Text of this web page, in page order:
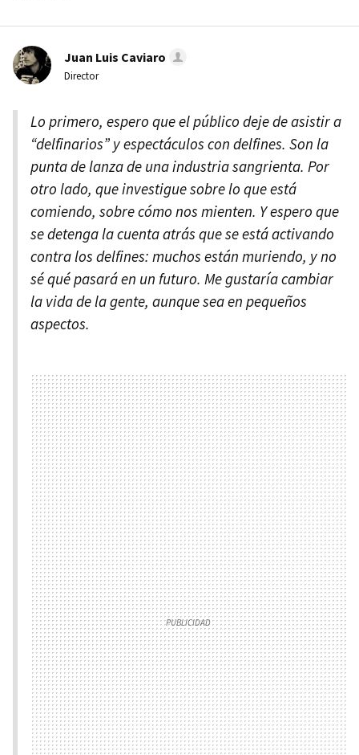
Juan Luis Caviaro
Director
Lo primero, espero que el público deje de asistir a
“delfinarios” y espectáculos con delfines. Son la
punta de lanza de una industria sangrienta. Por
otro lado, que investigue sobre lo que está
comiendo, sobre cómo nos mienten. Y espero que
se detenga la cuenta atrás que se está activando
contra los delfines: muchos están muriendo, y no
sé qué pasará en un futuro. Me gustaría cambiar
la vida de la gente, aunque sea en pequeños
aspectos.